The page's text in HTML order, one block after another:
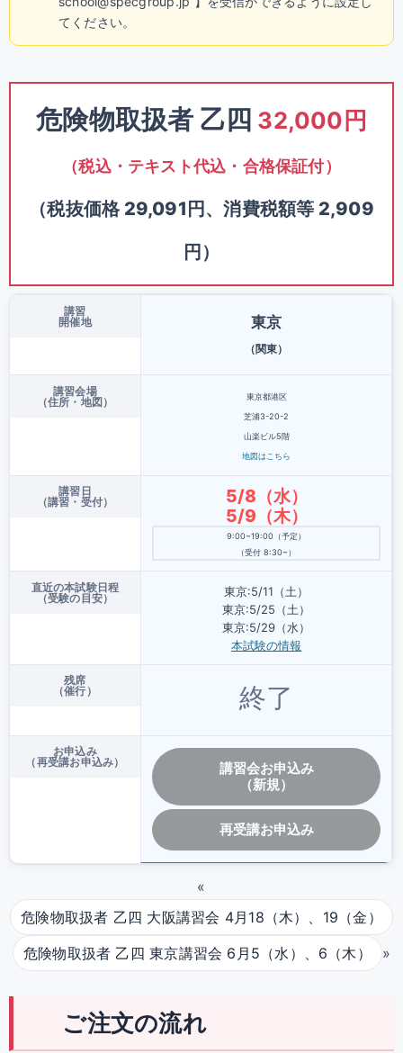
てください。
危険物取扱者 乙四 32,000円
（税込・テキスト代込・合格保証付）
（税抜価格 29,091円、消費税額等 2,909
円）
講習
開催地
東京
（関東）
講習会場
（住所・地図）
東京都港区
芝浦3-20-2
山楽ビル5階
地図はこちら
講習日
（講習・受付）
5/8（水）
5/9（木）
9:00~19:00（予定）
（受付 8:30~）
直近の本試験日程
（受験の目安）
東京:5/11（土）
東京:5/25（土）
東京:5/29（水）
本試験の情報
残席
（催行）
終了
お申込み
（再受講お申込み）
講習会お申込み
（新規）
再受講お申込み
«
危険物取扱者 乙四 大阪講習会 4月18（木）、19（金）
危険物取扱者 乙四 東京講習会 6月5（水）、6（木）
»
ご注文の流れ